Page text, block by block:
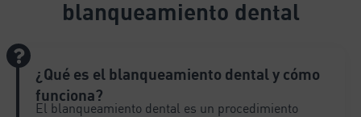
blanqueamiento dental
¿Qué es el blanqueamiento dental y cómo
funciona?
El blanqueamiento dental es un procedimiento